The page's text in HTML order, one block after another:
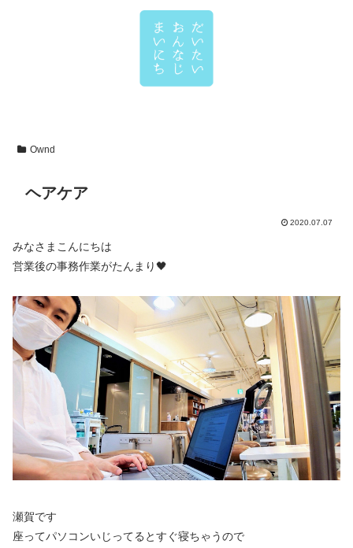
Ownd
ヘアケア
2020.07.07
みなさまこんにちは
営業後の事務作業がたんまり🖤
瀬賀です
座ってパソコンいじってるとすぐ寝ちゃうので